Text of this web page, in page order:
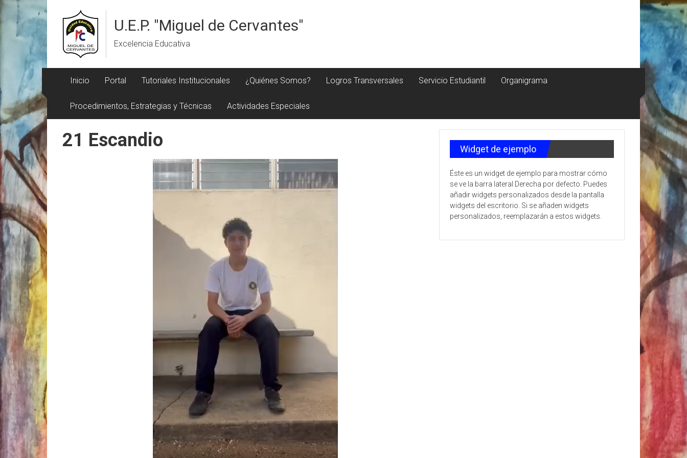
al
contenido
U.E.P. "Miguel de Cervantes"
Excelencia Educativa
Inicio Portal Tutoriales Institucionales ¿Quiénes Somos? Logros Transversales Servicio Estudiantil Organigrama
Procedimientos, Estrategias y Técnicas Actividades Especiales
21 Escandio Widget de ejemplo
Éste es un widget de ejemplo para mostrar cómo
se ve la barra lateral Derecha por defecto. Puedes
añadir widgets personalizados desde la pantalla
widgets del escritorio. Si se añaden widgets
personalizados, reemplazarán a estos widgets.